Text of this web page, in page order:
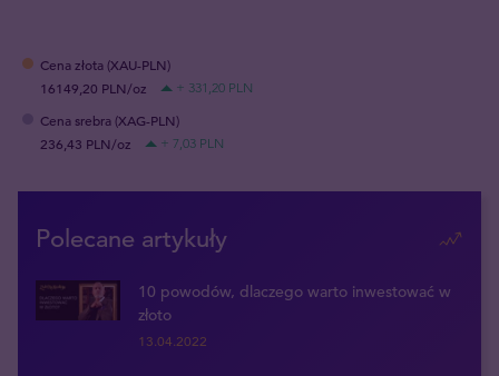
Cena złota (XAU-PLN)
16149,20 PLN/oz
+ 331,20 PLN
Cena srebra (XAG-PLN)
236,43 PLN/oz
+ 7,03 PLN
Polecane artykuły
10 powodów, dlaczego warto inwestować w
złoto
13.04.2022